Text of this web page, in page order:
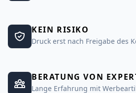
KEIN RISIKO
Druck erst nach Freigabe des
BERATUNG VON
Lange Erfahrung mit